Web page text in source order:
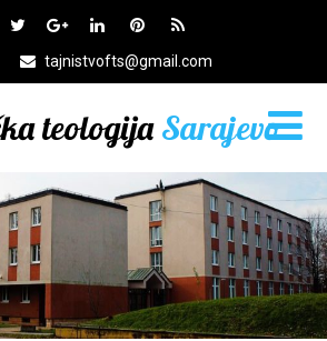
tajnistvofts@gmail.com
teologijaSarajevo